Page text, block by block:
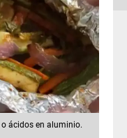
ácidos en aluminio.